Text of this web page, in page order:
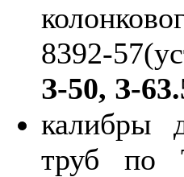
8392-
З-50, З-
калибры
труб по